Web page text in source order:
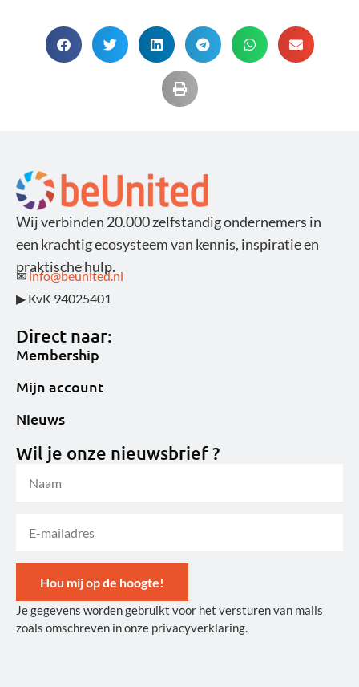
Wij verbinden 20.000 zelfstandig ondernemers in
een krachtig ecosysteem van kennis, inspiratie en
praktische hulp.
✉ info@beunited.nl
▶ KvK 94025401
Direct naar:
Membership
Mijn account
Nieuws
Wil je onze nieuwsbrief ?
Hou mij op de hoogte!
Alternative:
Je gegevens worden gebruikt voor het versturen van mails
zoals omschreven in onze privacyverklaring.